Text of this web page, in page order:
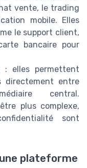
vente, le trading
mobile. Elles
le support client,
bancaire pour
: elles permettent
directement entre
central.
plus complexe,
sont
plateforme